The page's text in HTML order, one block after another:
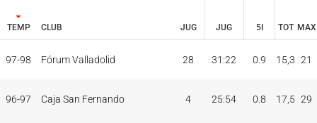
TEMP CLUB 5I
JUG JUG TOT MAX
TEMP CLUB
PAR MIN
5I
PUNTOS
97-98 Fórum Valladolid 28 31:22 0.9 15,3 21
96-97 Caja San Fernando 4 25:54 0.8 17,5 29